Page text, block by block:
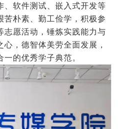
、软件测试、嵌入式开发等
苦朴素、勤工俭学，积极参
志愿活动，锤炼实践能力与
，德智体美劳全面发展，
的优秀学子典范。